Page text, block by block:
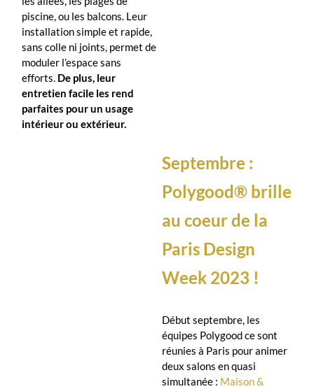
piscine, ou les balcons. Leur
installation simple et rapide,
sans colle ni joints, permet de
moduler l’espace sans
efforts. De plus, leur
entretien facile les rend
parfaites pour un usage
intérieur ou extérieur.
Septembre :
Polygood® brille
au coeur de la
Paris Design
Week 2023 !
Début septembre, les
équipes Polygood ce sont
réunies à Paris pour animer
deux salons en quasi
simultanée : Maison &